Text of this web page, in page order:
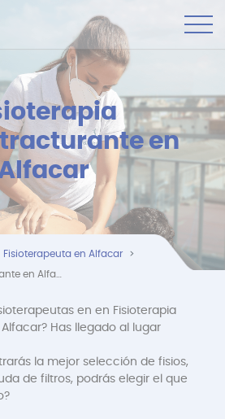
en
Fisioterapeuta en Alfacar
en en Fisioterapia
Has llegado al lugar
la mejor selección de fisios,
de filtros, podrás elegir el que